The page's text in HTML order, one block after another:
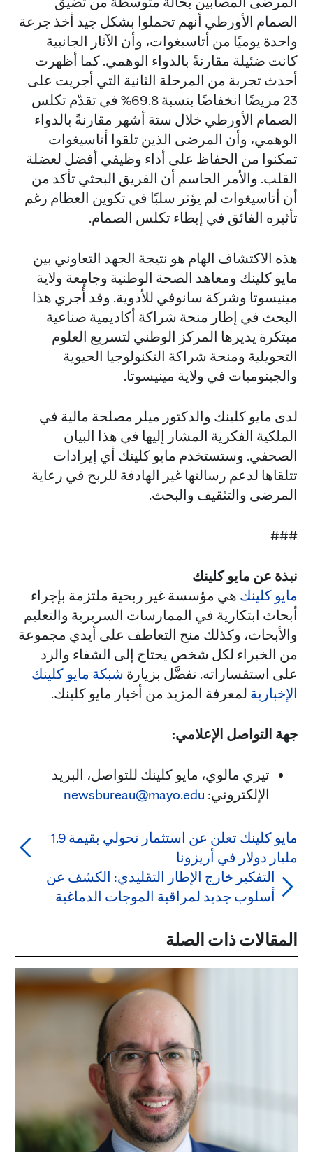
الصمام الأورطي أنهم تحملوا بشكل جيد أخذ جرعة
واحدة يوميًا من أتاسيغوات، وأن الآثار الجانبية
كانت ضئيلة مقارنةً بالدواء الوهمي. كما أظهرت
أحدث تجربة من المرحلة الثانية التي أجريت على
23 مريضًا انخفاضًا بنسبة 69.8% في تقدّم تكلس
الصمام الأورطي خلال ستة أشهر مقارنةً بالدواء
الوهمي، وأن المرضى الذين تلقوا أتاسيغوات
تمكنوا من الحفاظ على أداء وظيفي أفضل لعضلة
القلب. والأمر الحاسم أن الفريق البحثي تأكد من
أن أتاسيغوات لم يؤثر سلبًا في تكوين العظام رغم
تأثيره الفائق في إبطاء تكلس الصمام.
هذه الاكتشاف الهام هو نتيجة الجهد التعاوني بين
مايو كلينك ومعاهد الصحة الوطنية وجامعة ولاية
مينيسوتا وشركة سانوفي للأدوية. وقد أُجري هذا
البحث في إطار منحة شراكة أكاديمية صناعية
مبتكرة يديرها المركز الوطني لتسريع العلوم
التحويلية ومنحة شراكة التكنولوجيا الحيوية
والجينوميات في ولاية مينيسوتا.
لدى مايو كلينك والدكتور ميلر مصلحة مالية في
الملكية الفكرية المشار إليها في هذا البيان
الصحفي. وستستخدم مايو كلينك أي إيرادات
تتلقاها لدعم رسالتها غير الهادفة للربح في رعاية
المرضى والتثقيف والبحث.
###
نبذة عن مايو كلينك
مايو كلينك هي مؤسسة غير ربحية ملتزمة بإجراء
أبحاث ابتكارية في الممارسات السريرية والتعليم
والأبحاث، وكذلك منح التعاطف على أيدي مجموعة
من الخبراء لكل شخص يحتاج إلى الشفاء والرد
على استفساراته. تفضَّل بزيارة شبكة مايو كلينك
الإخبارية لمعرفة المزيد من أخبار مايو كلينك.
جهة التواصل الإعلامي:
تيري مالوي، مايو كلينك للتواصل، البريد
الإلكتروني: newsbureau@mayo.edu
مايو كلينك تعلن عن استثمار تحولي بقيمة 1.9
مليار دولار في أريزونا
التفكير خارج الإطار التقليدي: الكشف عن
أسلوب جديد لمراقبة الموجات الدماغية
المقالات ذات الصلة